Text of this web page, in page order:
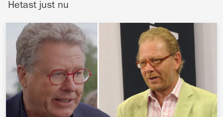
Nederländska kungahuset
Belgiska kungahuset
Jordanska kungahuset
Luxemburgska storhertighuset
Japanska kejsarhuset
Hetast just nu